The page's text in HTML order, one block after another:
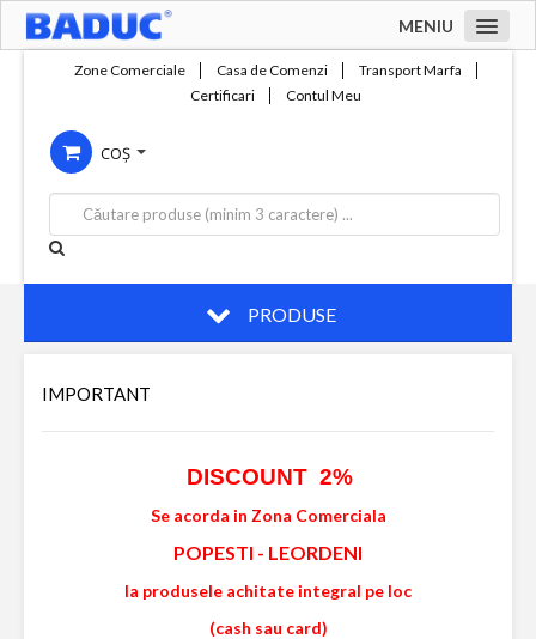
MENIU
Compania
Servicii
Productie
Contact
Zone Comerciale Casa de Comenzi
Transport Marfa
Certificari
Contul Meu
COȘ
PRODUSE
IMPORTANT
DISCOUNT 2%
Se acorda in Zona Comerciala
POPESTI - LEORDENI
la produsele achitate integral pe loc
(cash sau card)